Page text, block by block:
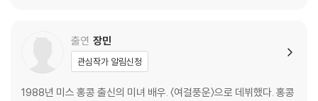
출연 장민
관심작가 알림신청
1988년 미스 홍콩 출신의 미녀 배우. 〈여걸풍운〉으로 데뷔했다. 홍콩